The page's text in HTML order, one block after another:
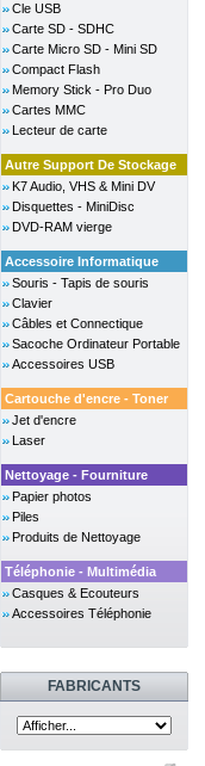
Cle USB
Carte SD - SDHC
Carte Micro SD - Mini SD
Compact Flash
Memory Stick - Pro Duo
Cartes MMC
Lecteur de carte
Autre Support De Stockage
K7 Audio, VHS & Mini DV
Disquettes - MiniDisc
DVD-RAM vierge
Accessoire Informatique
Souris - Tapis de souris
Clavier
Câbles et Connectique
Sacoche Ordinateur Portable
Accessoires USB
Cartouche d'encre - Toner
Jet d'encre
Laser
Nettoyage - Fourniture
Papier photos
Piles
Produits de Nettoyage
Téléphonie - Multimédia
Casques & Ecouteurs
Accessoires Téléphonie
FABRICANTS